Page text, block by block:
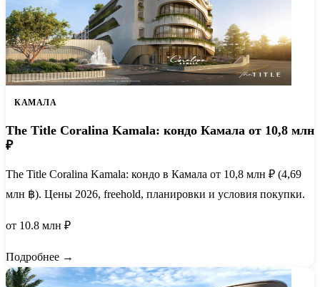
КАМАЛА
The Title Coralina Kamala: кондо Камала от 10,8 млн
₽
The Title Coralina Kamala: кондо в Камала от 10,8 млн ₽ (4,69
млн ฿). Цены 2026, freehold, планировки и условия покупки.
от 10.8 млн ₽
Подробнее →